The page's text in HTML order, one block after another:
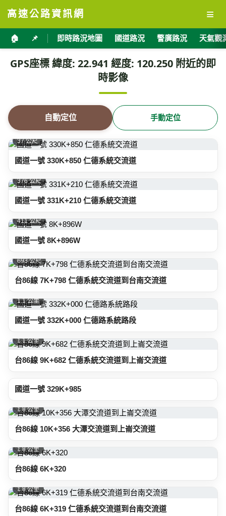
高速公路資訊網 ≡
🏠 📌 即時路況地圖 國道路況 警廣路況 天氣觀
GPS座標 緯度: 22.941 經度: 120.250 附近的即
時影像
自動定位 手動定位
37 公尺
國道一號 330K+850 仁德系統交流道
376 公尺
國道一號 331K+210 仁德系統交流道
411 公尺
國道一號 8K+896W
693 公尺
台86線 7K+798 仁德系統交流道到台南交流道
1.1 公里
國道一號 332K+000 仁德路系統路段
1.1 公里
台86線 9K+682 仁德系統交流道到上崙交流道
國道一號 329K+985
1.8 公里
台86線 10K+356 大潭交流道到上崙交流道
1.8 公里
台86線 6K+320
1.8 公里
台86線 6K+319 仁德系統交流道到台南交流道